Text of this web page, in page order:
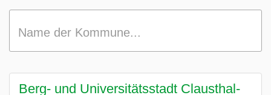
Name der Kommune...
Berg- und Universitätsstadt Clausthal-